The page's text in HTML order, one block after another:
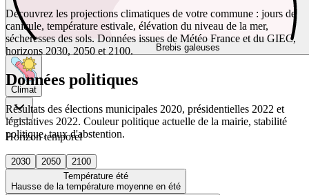
Brebis galeuses
Climat
Horizon temporel
2030 2050
2100
Température été
Hausse de la température moyenne en été
Découvrez les projections climatiques de votre commune : jours de
canicule, température estivale, élévation du niveau de la mer,
sécheresses des sols. Données issues de Météo France et du GIEC,
horizons 2030, 2050 et 2100.
Données politiques
Résultats des élections municipales 2020, présidentielles 2022 et
législatives 2022. Couleur politique actuelle de la mairie, stabilité
politique, taux d'abstention.